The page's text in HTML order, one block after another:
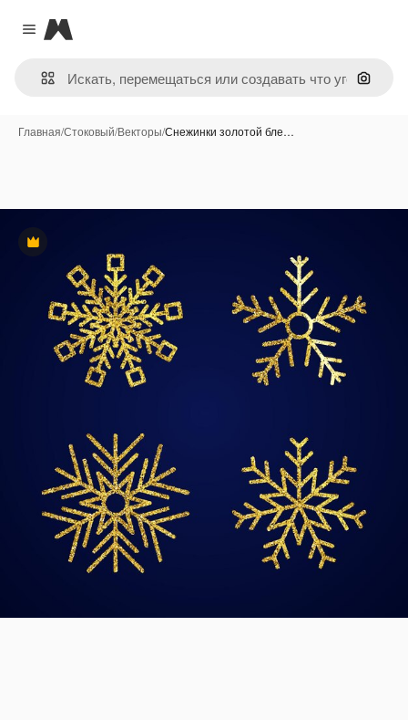
Close menu
Magnific
Поиск
Главная/Стоковый/Векторы/Снежинки золотой бле…
Премиум